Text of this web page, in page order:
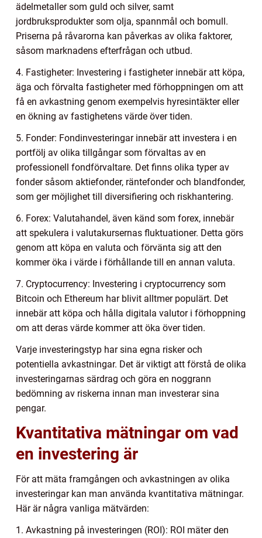
ädelmetaller som guld och silver, samt
jordbruksprodukter som olja, spannmål och bomull.
Priserna på råvarorna kan påverkas av olika faktorer,
såsom marknadens efterfrågan och utbud.
4. Fastigheter: Investering i fastigheter innebär att köpa,
äga och förvalta fastigheter med förhoppningen om att
få en avkastning genom exempelvis hyresintäkter eller
en ökning av fastighetens värde över tiden.
5. Fonder: Fondinvesteringar innebär att investera i en
portfölj av olika tillgångar som förvaltas av en
professionell fondförvaltare. Det finns olika typer av
fonder såsom aktiefonder, räntefonder och blandfonder,
som ger möjlighet till diversifiering och riskhantering.
6. Forex: Valutahandel, även känd som forex, innebär
att spekulera i valutakursernas fluktuationer. Detta görs
genom att köpa en valuta och förvänta sig att den
kommer öka i värde i förhållande till en annan valuta.
7. Cryptocurrency: Investering i cryptocurrency som
Bitcoin och Ethereum har blivit alltmer populärt. Det
innebär att köpa och hålla digitala valutor i förhoppning
om att deras värde kommer att öka över tiden.
Varje investeringstyp har sina egna risker och
potentiella avkastningar. Det är viktigt att förstå de olika
investeringarnas särdrag och göra en noggrann
bedömning av riskerna innan man investerar sina
pengar.
Kvantitativa mätningar om vad
en investering är
För att mäta framgången och avkastningen av olika
investeringar kan man använda kvantitativa mätningar.
Här är några vanliga mätvärden:
1. Avkastning på investeringen (ROI): ROI mäter den